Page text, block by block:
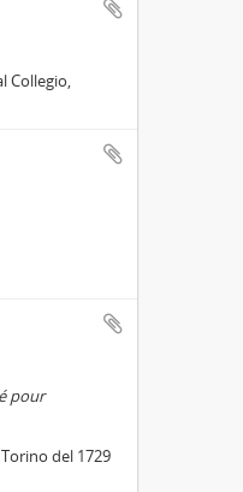
Collegio,
pour
del 1729